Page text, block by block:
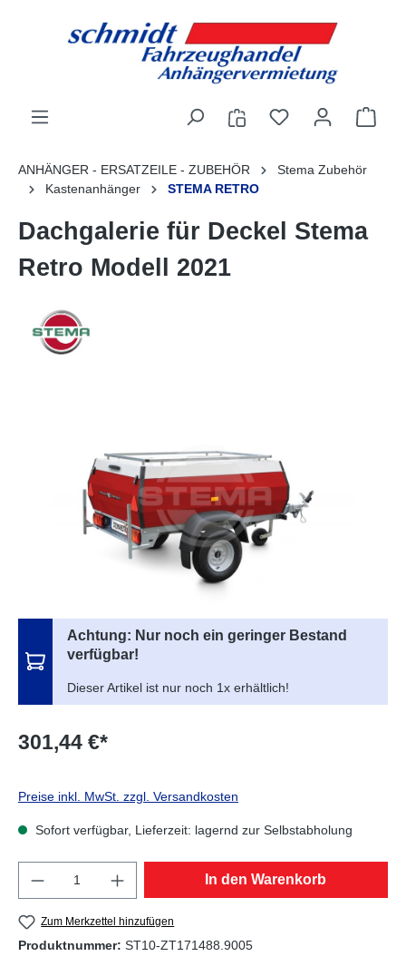
ANHÄNGER - ERSATZEILE - ZUBEHÖR
Stema Zubehör
Kastenanhänger
STEMA RETRO
Dachgalerie für Deckel Stema
Retro Modell 2021
Achtung: Nur noch ein geringer Bestand
verfügbar!
Dieser Artikel ist nur noch 1x erhältlich!
301,44 €*
Preise inkl. MwSt. zzgl. Versandkosten
Sofort verfügbar, Lieferzeit: lagernd zur Selbstabholung
Produkt Anzahl: Gib den gewünschten
In den Warenkorb
Zum Merkzettel hinzufügen
Produktnummer: ST10-ZT171488.9005